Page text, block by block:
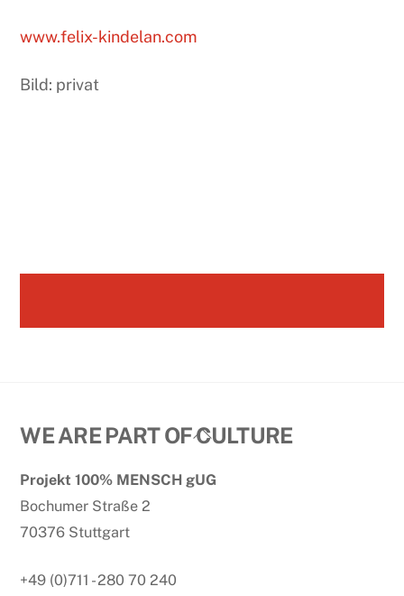
www.felix-kindelan.com
Bild: privat
Back
Top
WE ARE PART OF CULTURE
Projekt 100% MENSCH gUG
Bochumer Straße 2
70376 Stuttgart
+49 (0)711 - 280 70 240